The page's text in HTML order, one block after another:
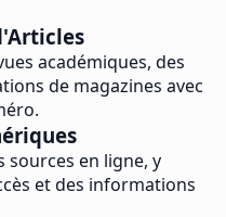
académiques, des
de magazines avec
sources en ligne, y
et des informations